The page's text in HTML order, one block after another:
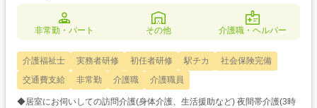
非常勤・パート その他 介護職・ヘルパー
介護福祉士 実務者研修 初任者研修 駅チカ
社会保険完備
交通費支給
非常勤 介護職 介護職員
◆居室にお伺いしての訪問介護(身体介護、生活援助など) 夜間帯介護(3時